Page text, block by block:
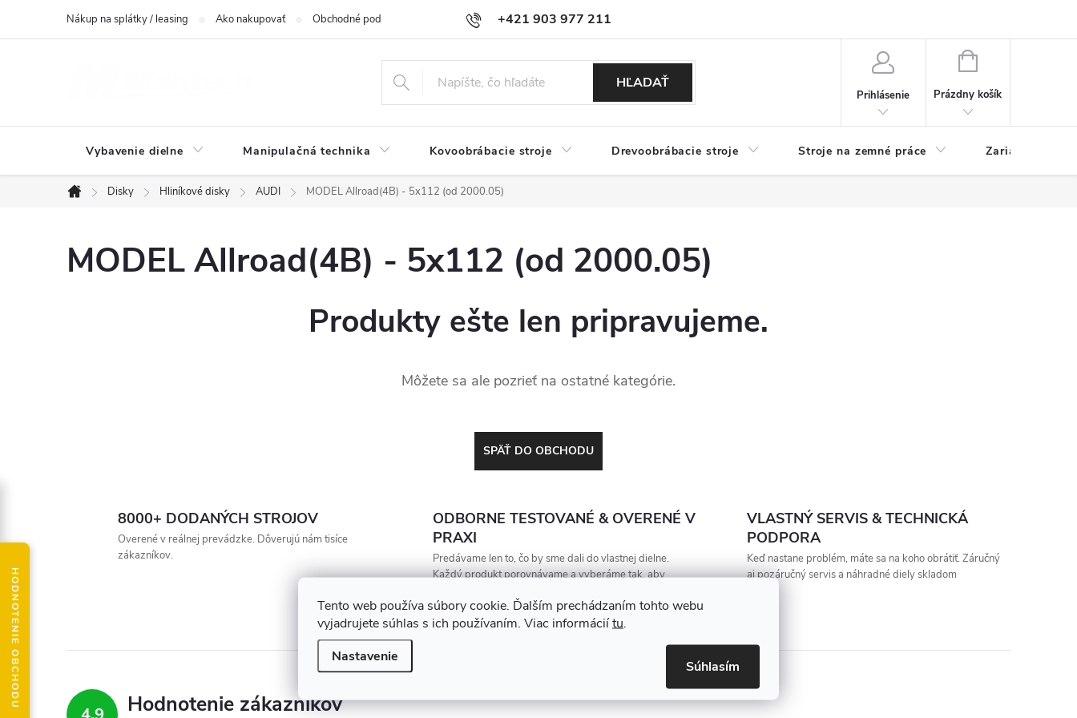
Tento web používa súbory cookie. Ďalším prechádzaním tohto webu
vyjadrujete súhlas s ich používaním. Viac informáciítu.
Nastavenie
Súhlasím
+421 903 977 211
Nákup na splátky / leasing Ako nakupovať Obchodné podmienky Podmienky ochrany osobných údajov
HĽADAŤ
Prihlásenie
NÁKUPNÝ
Prázdny košík
Vybavenie dielne Manipulačná technika Kovoobrábacie stroje Drevoobrábacie stroje Stroje na zemné práce Zariadenia na
Domov
Disky Hliníkové disky AUDI MODEL Allroad(4B) - 5x112 (od 2000.05)
MODEL Allroad(4B) - 5x112 (od 2000.05)
Produkty ešte len pripravujeme.
Môžete sa ale pozrieť na ostatné kategórie.
SPÄŤ DO OBCHODU
8000+ DODANÝCH STROJOV
Overené v reálnej prevádzke. Dôverujú nám tisíce
zákazníkov.
ODBORNE TESTOVANÉ & OVERENÉ V
PRAXI
Predávame len to, čo by sme dali do vlastnej dielne.
Každý produkt porovnávame a vyberáme tak, aby
VLASTNÝ SERVIS & TECHNICKÁ
PODPORA
Keď nastane problém, máte sa na koho obrátiť. Záručný
aj pozáručný servis a náhradné diely skladom
Hodnotenie zákazníkov
HODNOTENIE OBCHODU